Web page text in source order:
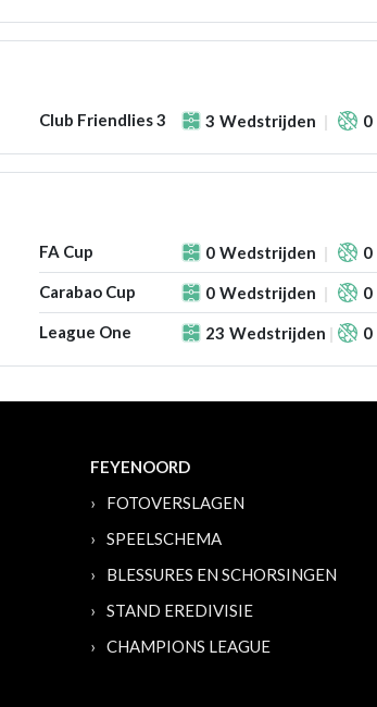
Club Friendlies 3 3 Wedstrijden 0
FA Cup 0 Wedstrijden 0
Carabao Cup 0 Wedstrijden 0
League One 23 Wedstrijden 0
FEYENOORD
FOTOVERSLAGEN
SPEELSCHEMA
BLESSURES EN SCHORSINGEN
STAND EREDIVISIE
CHAMPIONS LEAGUE